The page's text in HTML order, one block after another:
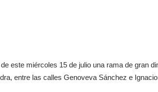
este miércoles 15 de julio una rama de gran
entre las calles Genoveva Sánchez e